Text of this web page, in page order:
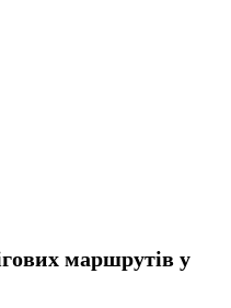
маршрутів у